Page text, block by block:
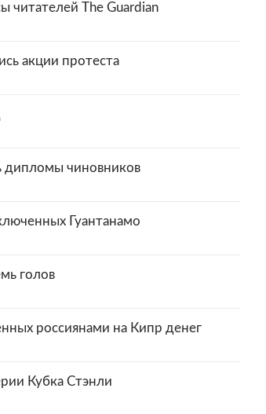
читателей The Guardian
акции протеста
дипломы чиновников
Гуантанамо
голов
россиянами на Кипр денег
Кубка Стэнли